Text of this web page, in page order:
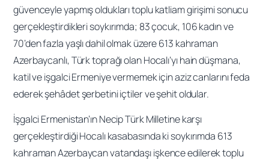
güvenceyle yapmış oldukları toplu katliam girişimi sonucu
gerçekleştirdikleri soykırımda; 83 çocuk, 106 kadın ve
70’den fazla yaşlı dahil olmak üzere 613 kahraman
Azerbaycanlı, Türk toprağı olan Hocalı’yı hain düşmana,
katil ve işgalci Ermeniye vermemek için aziz canlarını feda
ederek şehâdet şerbetini içtiler ve şehit oldular.
İşgalci Ermenistan’ın Necip Türk Milletine karşı
gerçekleştirdiği Hocalı kasabasında ki soykırımda 613
kahraman Azerbaycan vatandaşı işkence edilerek toplu